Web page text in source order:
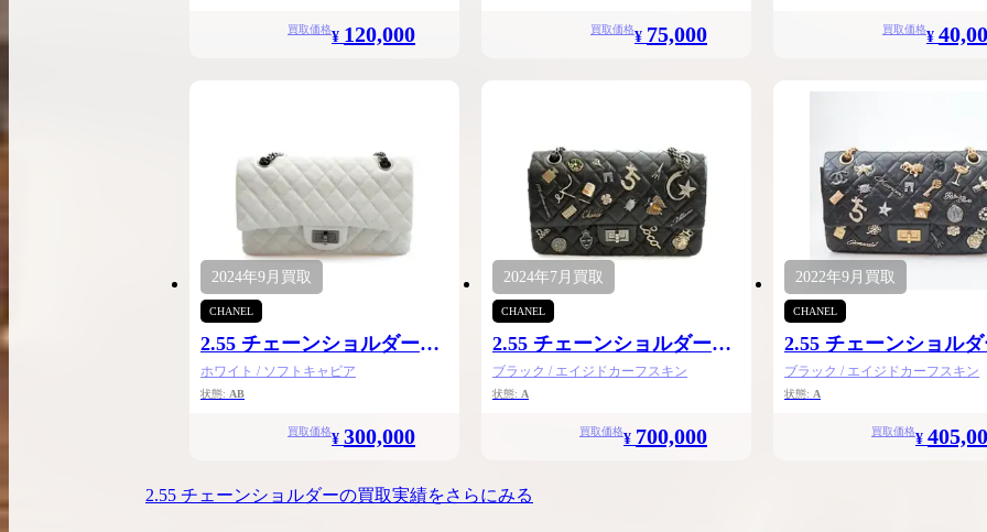
買取価格¥ 120,000 買取価格¥ 75,000 買取価格¥
2024年9月 買取
CHANEL
2.55 チェーンショルダー
24.5
ホワイト / ソフトキャビア
状態: AB
買取価格¥ 300,000
2024年7月 買取
CHANEL
2.55 チェーンショルダー
24.5
ブラック / エイジドカーフスキン
状態: A
買取価格¥ 700,000
2022年9月 買取
CHANEL
2.55 チェーンショル
ブラック / エイジドカーフスキン
状態: A
買取価格¥
2.55 チェーンショルダーの買取実績をさらにみる